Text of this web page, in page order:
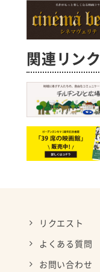
関連リンク
リクエスト
よくある質問
お問い合わせ